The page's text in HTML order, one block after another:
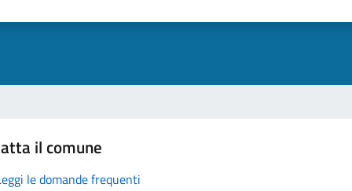
il comune
le domande frequenti